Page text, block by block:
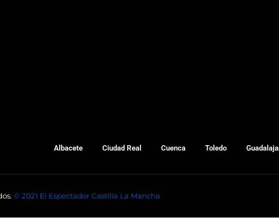
Albacete Ciudad Real Cuenca Toledo
© 2021 El Espectador Castilla La Mancha